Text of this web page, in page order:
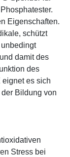
Eigenschaften.
schützt
damit des
des
eignet es sich
Bildung von
Stress bei